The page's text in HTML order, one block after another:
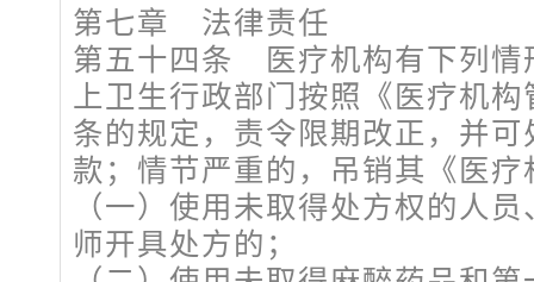
第七章 法律责任
第五十四条 医疗机构有下列情
上卫生行政部门按照《医疗机
条的规定，责令限期改正，并
款；情节严重的，吊销其《医
（一）使用未取得处方权的人
师开具处方的；